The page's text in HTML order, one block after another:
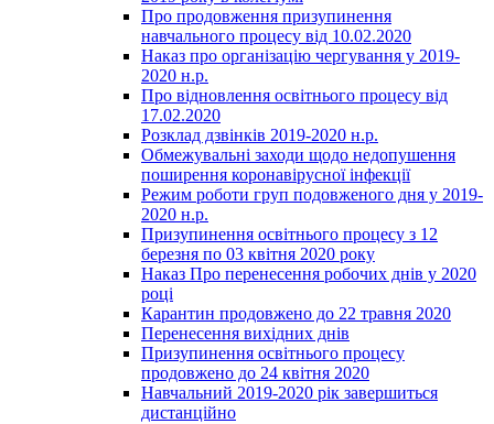
Про продовження призупинення
навчального процесу від 10.02.2020
Наказ про організацію чергування у 2019-
2020 н.р.
Про відновлення освітнього процесу від
17.02.2020
Розклад дзвінків 2019-2020 н.р.
Обмежувальні заходи щодо недопушення
поширення коронавірусної інфекції
Режим роботи груп подовженого дня у 2019-
2020 н.р.
Призупинення освітнього процесу з 12
березня по 03 квітня 2020 року
Наказ Про перенесення робочих днів у 2020
році
Карантин продовжено до 22 травня 2020
Перенесення вихідних днів
Призупинення освітнього процесу
продовжено до 24 квітня 2020
Навчальний 2019-2020 рік завершиться
дистанційно